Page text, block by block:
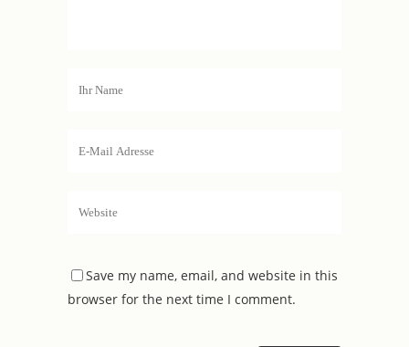
Save my name, email, and website in this
browser for the next time I comment.